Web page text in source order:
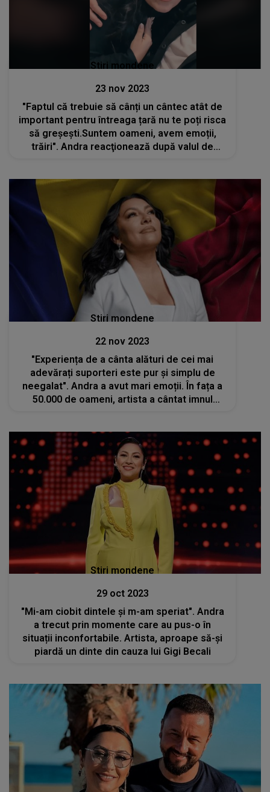
Stiri mondene
23 nov 2023
"Faptul că trebuie să cânți un cântec atât de
important pentru întreaga țară nu te poți risca
să greșești.Suntem oameni, avem emoții,
trăiri". Andra reacţionează după valul de
Stiri mondene
22 nov 2023
"Experiența de a cânta alături de cei mai
adevărați suporteri este pur și simplu de
neegalat". Andra a avut mari emoții. În fața a
50.000 de oameni, artista a cântat imnul
Stiri mondene
29 oct 2023
"Mi-am ciobit dintele și m-am speriat". Andra
a trecut prin momente care au pus-o în
situații inconfortabile. Artista, aproape să-și
piardă un dinte din cauza lui Gigi Becali